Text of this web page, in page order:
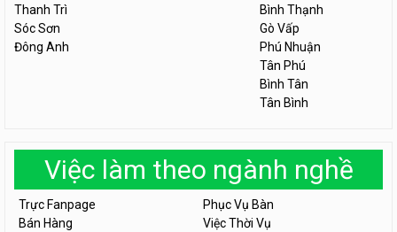
Thanh Trì
Sóc Sơn
Đông Anh
Bình Thạnh
Gò Vấp
Phú Nhuận
Tân Phú
Bình Tân
Tân Bình
Việc làm theo ngành nghề
Trực Fanpage
Phục Vụ Bàn
Bán Hàng
Việc Thời Vụ